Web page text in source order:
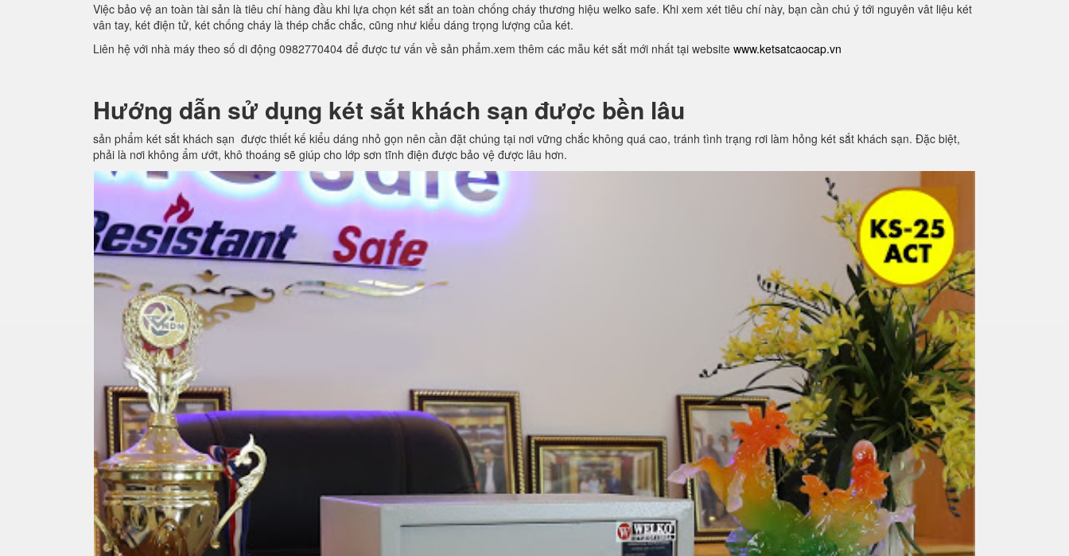
Việc bảo vệ an toàn tài sản là tiêu chí hàng đầu khi lựa chọn két sắt an toàn chống cháy thương hiệu welko safe. Khi xem xét tiêu chí này, bạn cần chú ý tới nguyên vât liệu két
vân tay, két điện tử, két chống cháy là thép chắc chắc, cũng như kiểu dáng trọng lượng của két.
Liên hệ với nhà máy theo số di động 0982770404 để được tư vấn về sản phẩm.xem thêm các mẫu két sắt mới nhất tại website www.ketsatcaocap.vn
Hướng dẫn sử dụng két sắt khách sạn được bền lâu
sản phẩm két sắt khách sạn được thiết kế kiểu dáng nhỏ gọn nên cần đặt chúng tại nơi vững chắc không quá cao, tránh tình trạng rơi làm hỏng két sắt khách sạn. Đặc biệt,
phải là nơi không ẩm ướt, khô thoáng sẽ giúp cho lớp sơn tĩnh điện được bảo vệ được lâu hơn.